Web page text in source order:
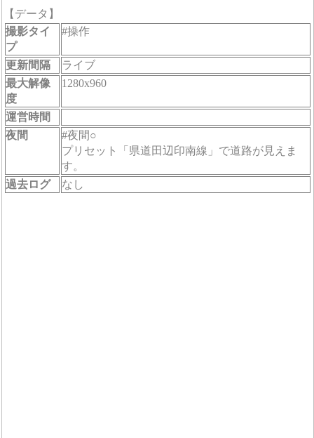
【データ】
撮影タイ
プ
#操作
更新間隔
ライブ
最大解像
度
1280x960
運営時間
夜間
#夜間○
プリセット「県道田辺印南線」で道路が見えま
す。
過去ログ
なし